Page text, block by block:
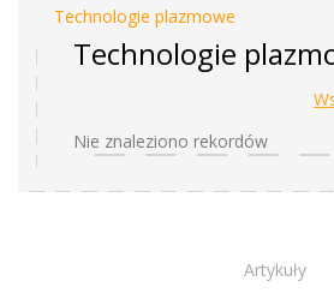
Technologie plazmowe
Technologie
Nie znaleziono rekordów
Artykuły